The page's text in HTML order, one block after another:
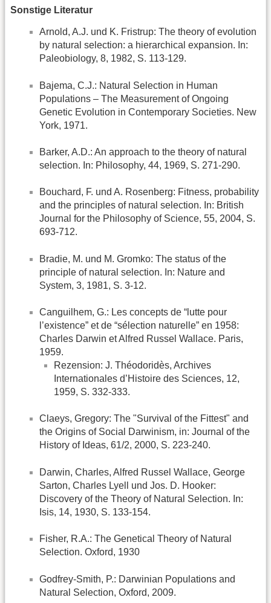
Sonstige Literatur
Arnold, A.J. und K. Fristrup: The theory of evolution
by natural selection: a hierarchical expansion. In:
Paleobiology, 8, 1982, S. 113-129.
Bajema, C.J.: Natural Selection in Human
Populations – The Measurement of Ongoing
Genetic Evolution in Contemporary Societies. New
York, 1971.
Barker, A.D.: An approach to the theory of natural
selection. In: Philosophy, 44, 1969, S. 271-290.
Bouchard, F. und A. Rosenberg: Fitness, probability
and the principles of natural selection. In: British
Journal for the Philosophy of Science, 55, 2004, S.
693-712.
Bradie, M. und M. Gromko: The status of the
principle of natural selection. In: Nature and
System, 3, 1981, S. 3-12.
Canguilhem, G.: Les concepts de “lutte pour
l’existence” et de “sélection naturelle” en 1958:
Charles Darwin et Alfred Russel Wallace. Paris,
1959.
Rezension: J. Théodoridès, Archives
Internationales d’Histoire des Sciences, 12,
1959, S. 332-333.
Claeys, Gregory: The "Survival of the Fittest" and
the Origins of Social Darwinism, in: Journal of the
History of Ideas, 61/2, 2000, S. 223-240.
Darwin, Charles, Alfred Russel Wallace, George
Sarton, Charles Lyell und Jos. D. Hooker:
Discovery of the Theory of Natural Selection. In:
Isis, 14, 1930, S. 133-154.
Fisher, R.A.: The Genetical Theory of Natural
Selection. Oxford, 1930
Godfrey-Smith, P.: Darwinian Populations and
Natural Selection, Oxford, 2009.